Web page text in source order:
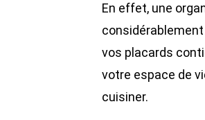
En effet, une
vos placards
votre espace de
cuisiner.